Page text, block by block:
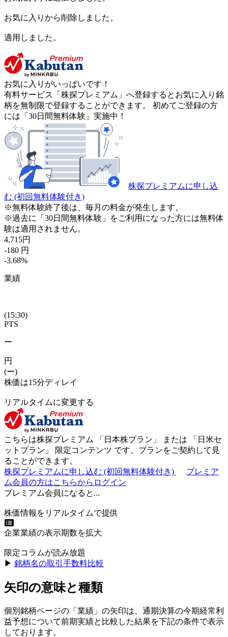
お気に入りから削除しました。
適用しました。
お気に入りがいっぱいです！
有料サービス「株探プレミアム」へ登録するとお気に入り銘
柄を無制限で登録することができます。 初めてご登録の方
には「30日間無料体験」実施中！
株探プレミアムに申し込
む (初回無料体験付き)
※無料体験終了後は、毎月の料金が発生します。
※過去に「30日間無料体験」をご利用になった方には無料体
験は適用されません。
4,715円
-180 円
-3.68%
業績
(15:30)
PTS
ー
円
(ー)
株価は15分ディレイ
リアルタイムに変更する
こちらは株探プレミアム 「 日本株プラン 」 または 「 日米セ
ットプラン 」 限定コンテンツ です。プランをご契約して見
ることができます。
株探プレミアムに申し込む (初回無料体験付き)
プレミア
ム会員の方はこちらからログイン
プレミアム会員になると...
株価情報をリアルタイムで提供
企業業績の表示期数を拡大
限定コラムが読み放題
▶︎ 銘柄名の取引手数料比較
矢印の意味と種類
個別銘柄ページの「業績」の矢印は、通期決算の今期経常利
益予想について前期実績と比較した結果を下記の条件で表示
しております。